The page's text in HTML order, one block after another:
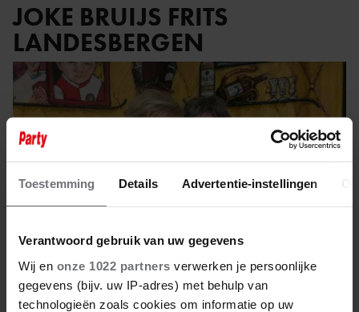
Toestemming Details Advertentie-instellingen
Verantwoord gebruik van uw gegevens
Wij en onze 1022 partners verwerken je persoonlijke
gegevens (bijv. uw IP-adres) met behulp van
technologieën zoals cookies om informatie op uw
JOKE BRUIJS FRITS
LANDESBERGEN